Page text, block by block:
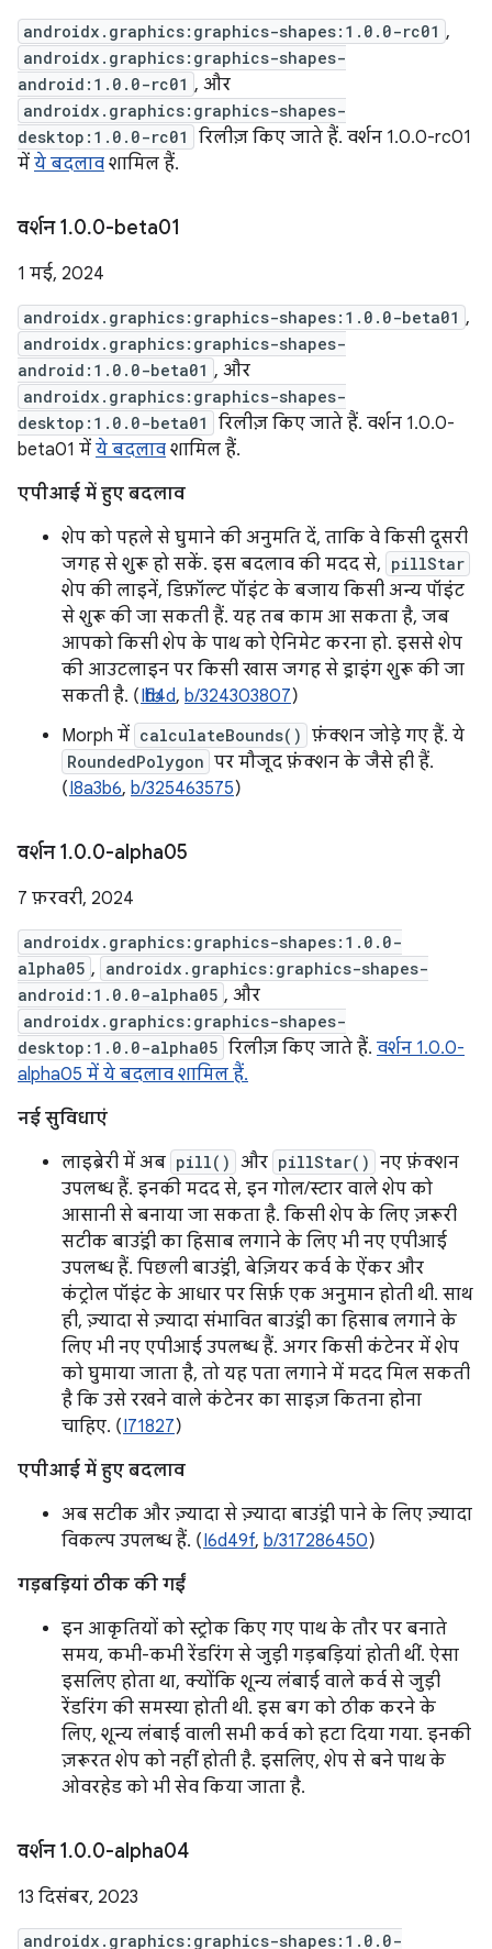
androidx.graphics:graphics-shapes:1.0.0-rc01 ,
androidx.graphics:graphics-shapes-
android:1.0.0-rc01 , और
androidx.graphics:graphics-shapes-
desktop:1.0.0-rc01
रिलीज़ किए जाते हैं. वर्शन 1.0.0-rc01
में ये बदलाव शामिल हैं.
वर्शन 1.0.0-beta01
1 मई, 2024
androidx.graphics:graphics-shapes:1.0.0-beta01 ,
androidx.graphics:graphics-shapes-
android:1.0.0-beta01 , और
androidx.graphics:graphics-shapes-
desktop:1.0.0-beta01
रिलीज़ किए जाते हैं. वर्शन 1.0.0-
beta01 में ये बदलाव शामिल हैं.
एपीआई में हुए बदलाव
शेप को पहले से घुमाने की अनुमति दें, ताकि वे किसी दूसरी
जगह से शुरू हो सकें. इस बदलाव की मदद से, pillStar
शेप की लाइनें, डिफ़ॉल्ट पॉइंट के बजाय किसी अन्य पॉइंट
से शुरू की जा सकती हैं. यह तब काम आ सकता है, जब
आपको किसी शेप के पाथ को ऐनिमेट करना हो. इससे शेप
की आउटलाइन पर किसी खास जगह से ड्राइंग शुरू की जा
सकती है. (Ifbb4d, b/324303807)
Morph में calculateBounds() फ़ंक्शन जोड़े गए हैं. ये
RoundedPolygon पर मौजूद फ़ंक्शन के जैसे ही हैं.
(I8a3b6, b/325463575)
वर्शन 1.0.0-alpha05
7 फ़रवरी, 2024
androidx.graphics:graphics-shapes:1.0.0-
alpha05 , androidx.graphics:graphics-shapes-
android:1.0.0-alpha05 , और
androidx.graphics:graphics-shapes-
desktop:1.0.0-alpha05 रिलीज़ किए जाते हैं. वर्शन 1.0.0-
alpha05 में ये बदलाव शामिल हैं.
नई सुविधाएं
लाइब्रेरी में अब pill() और pillStar() नए फ़ंक्शन
उपलब्ध हैं. इनकी मदद से, इन गोल/स्टार वाले शेप को
आसानी से बनाया जा सकता है. किसी शेप के लिए ज़रूरी
सटीक बाउंड्री का हिसाब लगाने के लिए भी नए एपीआई
उपलब्ध हैं. पिछली बाउंड्री, बेज़ियर कर्व के ऐंकर और
कंट्रोल पॉइंट के आधार पर सिर्फ़ एक अनुमान होती थी. साथ
ही, ज़्यादा से ज़्यादा संभावित बाउंड्री का हिसाब लगाने के
लिए भी नए एपीआई उपलब्ध हैं. अगर किसी कंटेनर में शेप
को घुमाया जाता है, तो यह पता लगाने में मदद मिल सकती
है कि उसे रखने वाले कंटेनर का साइज़ कितना होना
चाहिए. (I71827)
एपीआई में हुए बदलाव
अब सटीक और ज़्यादा से ज़्यादा बाउंड्री पाने के लिए ज़्यादा
विकल्प उपलब्ध हैं. (I6d49f, b/317286450)
गड़बड़ियां ठीक की गईं
इन आकृतियों को स्ट्रोक किए गए पाथ के तौर पर बनाते
समय, कभी-कभी रेंडरिंग से जुड़ी गड़बड़ियां होती थीं. ऐसा
इसलिए होता था, क्योंकि शून्य लंबाई वाले कर्व से जुड़ी
रेंडरिंग की समस्या होती थी. इस बग को ठीक करने के
लिए, शून्य लंबाई वाली सभी कर्व को हटा दिया गया. इनकी
ज़रूरत शेप को नहीं होती है. इसलिए, शेप से बने पाथ के
ओवरहेड को भी सेव किया जाता है.
वर्शन 1.0.0-alpha04
13 दिसंबर, 2023
androidx.graphics:graphics-shapes:1.0.0-